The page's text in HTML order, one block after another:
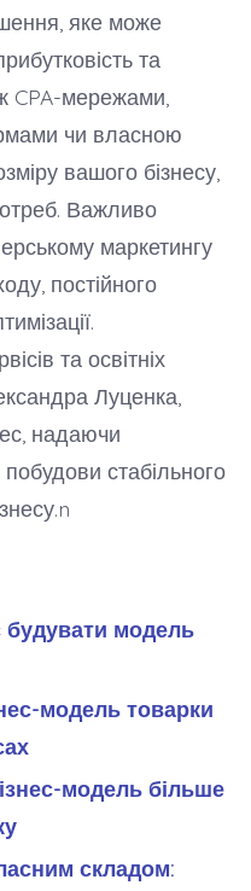
яке може
та
CPA-мережами,
чи власною
вашого бізнесу,
Важливо
маркетингу
постійного
та освітніх
Луценка,
надаючи
стабільного
будувати модель
модель товарки
модель більше
складом: